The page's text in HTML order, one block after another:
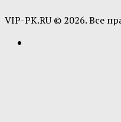
VIP-PK.RU © 2026. Все